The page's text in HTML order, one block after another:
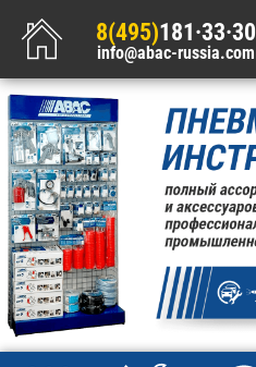
8(495)181·33·30
info@abac-russia.com